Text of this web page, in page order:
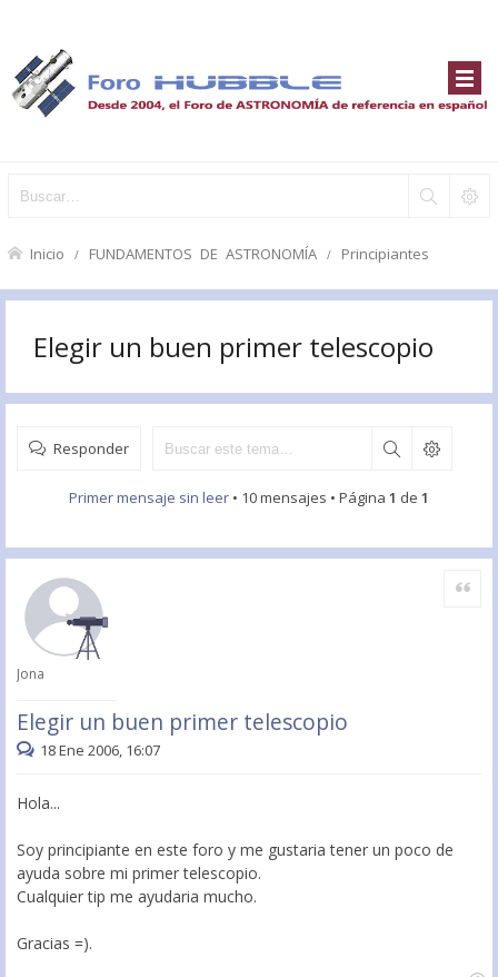
Inicio FUNDAMENTOS DE ASTRONOMÍA Principiantes
Elegir un buen primer telescopio
Responder
Primer mensaje sin leer • 10 mensajes • Página 1 de 1
Jona
Elegir un buen primer telescopio
Citar
18 Ene 2006, 16:07
Hola...
Soy principiante en este foro y me gustaria tener un poco de
ayuda sobre mi primer telescopio.
Cualquier tip me ayudaria mucho.
Gracias =).